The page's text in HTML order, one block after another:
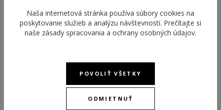
V tejto kolekcii nájdete krásne modely, ktoré majú na číselníku
stovky kryštálov od Swarovski®, nájdete tu aj modely hit roku
2019, ktoré majú číselník štylizovaný do mramoru. Kolekcia
výraznú modrú. Spoznajte tú pravú výnimočnosť pre ženy.
Naša internetová stránka používa súbory cookies na
poskytovanie služieb a analýzu návštevnosti. Prečítajte si
naše zásady spracovania a ochrany osobných údajov.
POVOLIŤ VŠETKY
ODMIETNUŤ